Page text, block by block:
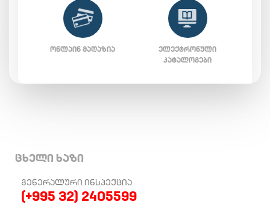
ᲝᲜᲚᲐᲘᲜ ᲛᲐᲦᲐᲖᲘᲐ
ᲔᲚᲔᲥᲢᲠᲝᲜᲣᲚᲘ
ᲙᲐᲢᲐᲚᲝᲒᲔᲑᲘ
ცხელი ხაზი
ᲒᲔᲜᲔᲠᲐᲚᲣᲠᲘ ᲘᲜᲡᲞᲔᲥᲪᲘᲐ
(+995 32) 2405599